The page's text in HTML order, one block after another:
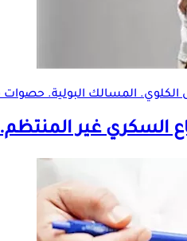
السكري غير